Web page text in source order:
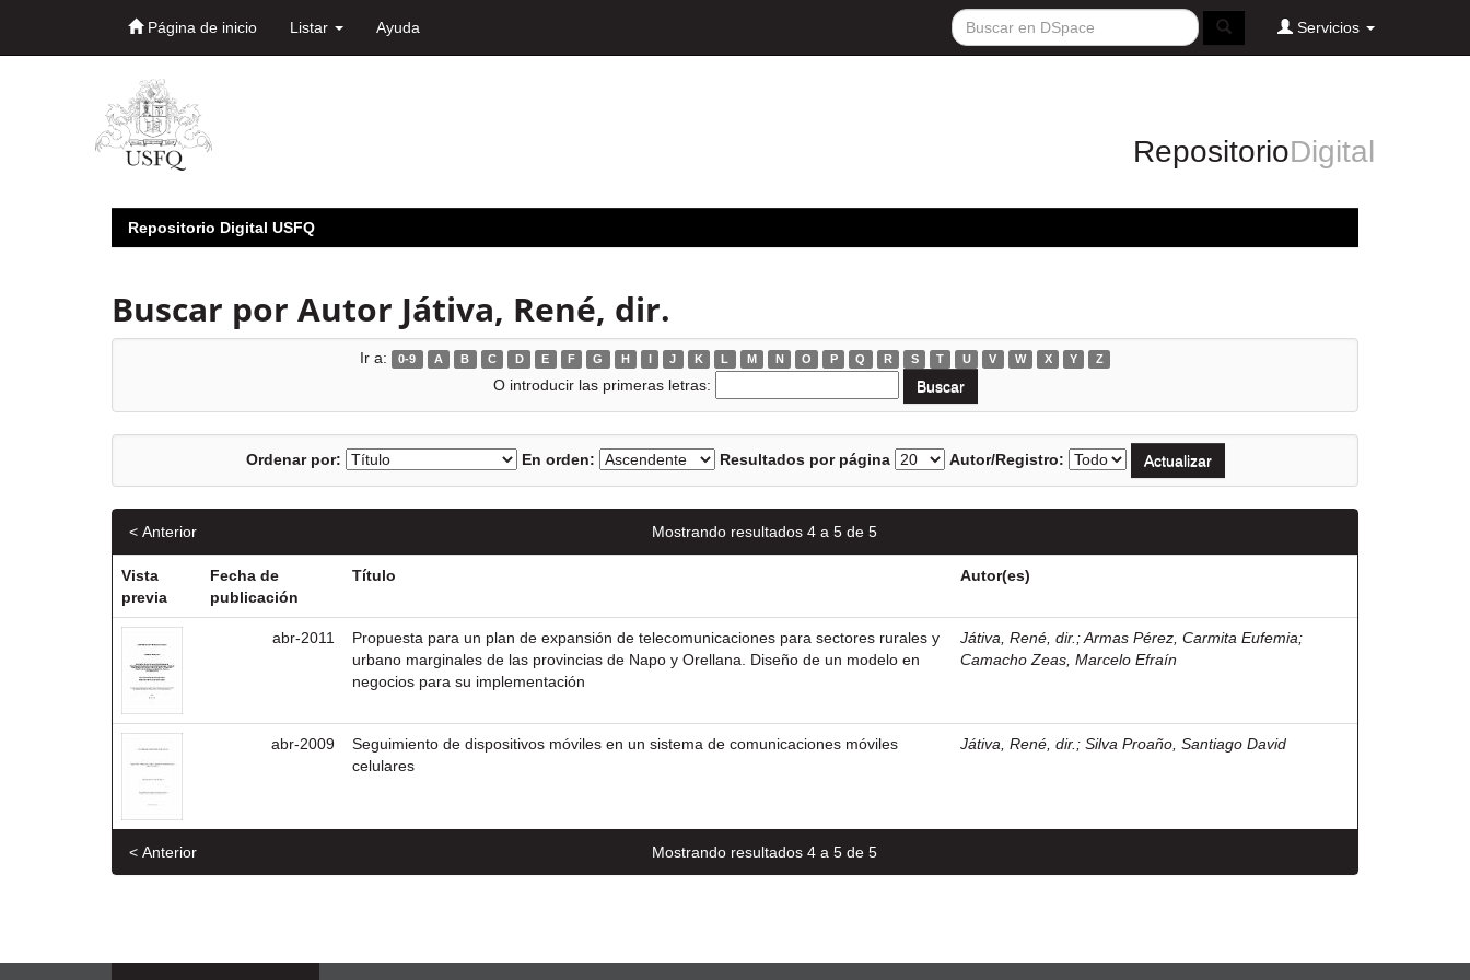
Página de inicio Listar Ayuda Servicios
RepositorioDigital
Repositorio Digital USFQ
Buscar por Autor Játiva, René, dir.
Ir a: 0-9 A B C D E F G H I J K L M N O P Q R S T U V W X Y Z
O introducir las primeras letras:
Ordenar por: En orden: Resultados por página Autor/Registro:
Mostrando resultados 4 a 5 de 5
< Anterior
Vista
previa
Fecha de
publicación
Título Autor(es)
abr-2011
Propuesta para un plan de expansión de telecomunicaciones para sectores rurales y
urbano marginales de las provincias de Napo y Orellana. Diseño de un modelo en
negocios para su implementación
Játiva, René, dir. ;Armas Pérez, Carmita Eufemia;
Camacho Zeas, Marcelo Efraín
abr-2009
Seguimiento de dispositivos móviles en un sistema de comunicaciones móviles
celulares
Játiva, René, dir. ; Silva Proaño, Santiago David
Mostrando resultados 4 a 5 de 5
< Anterior